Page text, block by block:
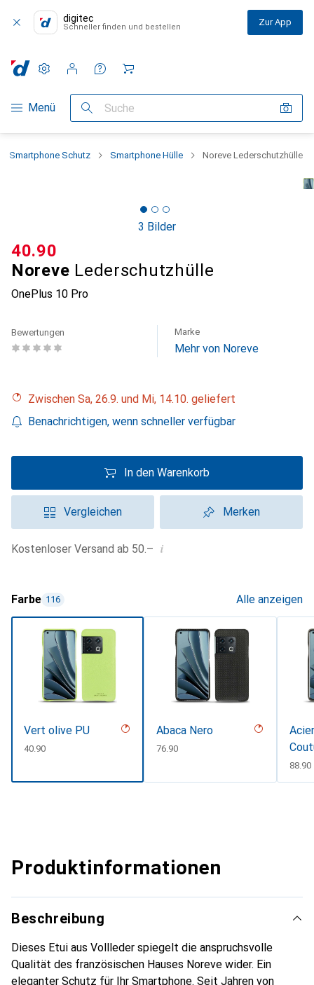
digitec
Schneller finden und bestellen Zur App
Navigation nach Kategorien
Menü Suche
Einstellungen
Kundenkonto
Vergleichslisten
Merklisten
Warenkorb
Smartphone Schutz Smartphone Hülle Noreve Lederschutzhülle
3 Bilder
Noreve Lederschutzhülle
OnePlus 10 Pro
CHF
40.90
Bewertungen Marke
Mehr von Noreve
Zwischen Sa, 26.9. und Mi, 14.10. geliefert
Benachrichtigen, wenn schneller verfügbar
In den Warenkorb
Vergleichen Merken
Kostenloser Versand ab 50.– i
Farbe 116 Alle anzeigen
Vert olive PU
CHF
40.90
Abaca Nero
CHF
76.90
CHF
88.90
Produktinformationen
Beschreibung
Dieses Etui aus Vollleder spiegelt die anspruchsvolle
Qualität des französischen Hauses Noreve wider. Ein
eleganter Schutz für Ihr Smartphone. Seit Jahren von